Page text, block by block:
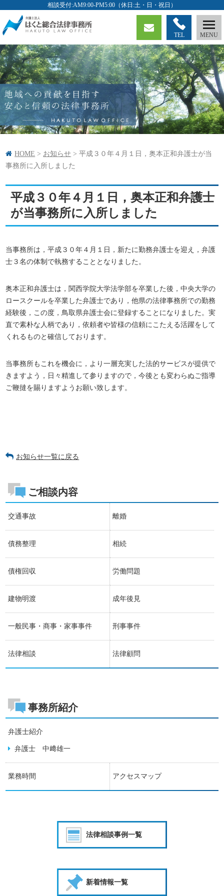
TEL
HOME > お知らせ >平成３０年４月１日，奥本正和弁護士が当
事務所に入所しました
平成３０年４月１日，奥本正和弁護士
が当事務所に入所しました
当事務所は，平成３０年４月１日，新たに勤務弁護士を迎え，弁護
士３名の体制で執務することとなりました。
奥本正和弁護士は，関西学院大学法学部を卒業した後，中央大学の
ロースクールを卒業した弁護士であり，他県の法律事務所での勤務
経験後，この度，鳥取県弁護士会に登録することになりました。実
直で素朴な人柄であり，依頼者や皆様の信頼にこたえる活躍をして
くれるものと確信しております。
当事務所もこれを機会に，より一層充実した法的サービスが提供で
きますよう，日々精進して参りますので，今後とも変わらぬご指導
ご鞭撻を賜りますようお願い致します。
お知らせ一覧に戻る
ご相談内容
交通事故 離婚
債務整理 相続
債権回収 労働問題
建物明渡 成年後見
一般民事・商事・家事事件 刑事事件
法律相談 法律顧問
事務所紹介
弁護士紹介
弁護士 中﨑雄一
業務時間 アクセスマップ
法律相談事例一覧
新着情報一覧